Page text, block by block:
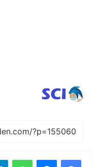
فيسبوك واتساب